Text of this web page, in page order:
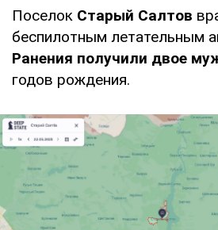
Поселок Старый Салтов
беспилотным летательным
Ранения получили двое
годов рождения.